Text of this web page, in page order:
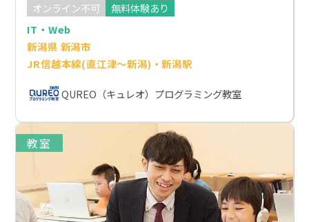
オンライン不可
無料体験あり
IT・Web
新潟県 新潟市
JR信越本線(直江津～新潟)・新潟駅
QUREO（キュレオ）プログラミング教室
教室